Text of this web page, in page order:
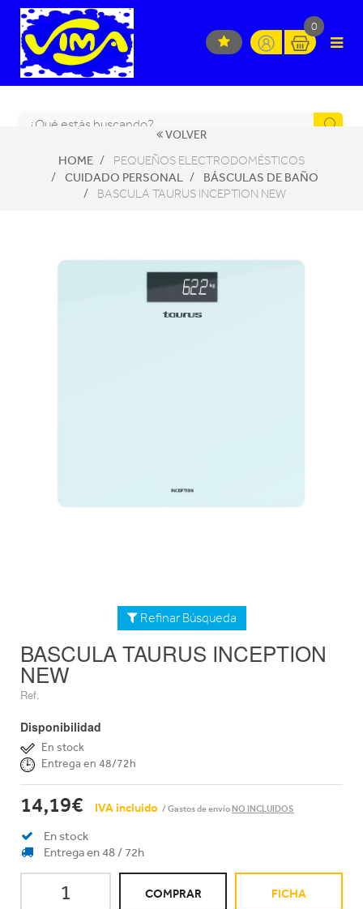
0
VOLVER
HOME PEQUEÑOS ELECTRODOMÉSTICOS
CUIDADO PERSONAL BÁSCULAS DE BAÑO
BASCULA TAURUS INCEPTION NEW
Refinar Búsqueda
BASCULA TAURUS INCEPTION
NEW
Ref.
Disponibilidad
En stock
Entrega en 48/72h
14,19€ IVA incluido / Gastos de envíoNO INCLUIDOS
En stock
Entrega en 48 / 72h
COMPRAR FICHA